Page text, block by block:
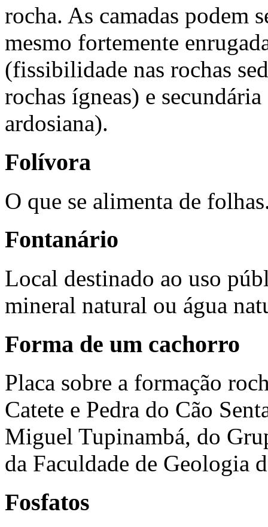
rocha. As camadas podem
mesmo fortemente
(fissibilidade nas rochas
rochas ígneas) e
ardosiana).
Folívora
O que se alimenta de
Fontanário
Local destinado ao uso
mineral natural ou água
Forma de um cachorro
Placa sobre a formação
Catete e Pedra do Cão
Miguel Tupinambá, do
da Faculdade de Geologia
Fosfatos